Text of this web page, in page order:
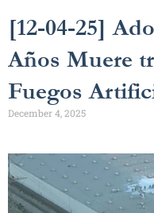
[12-04-25]
Años Muere
Fuegos
December 4, 2025